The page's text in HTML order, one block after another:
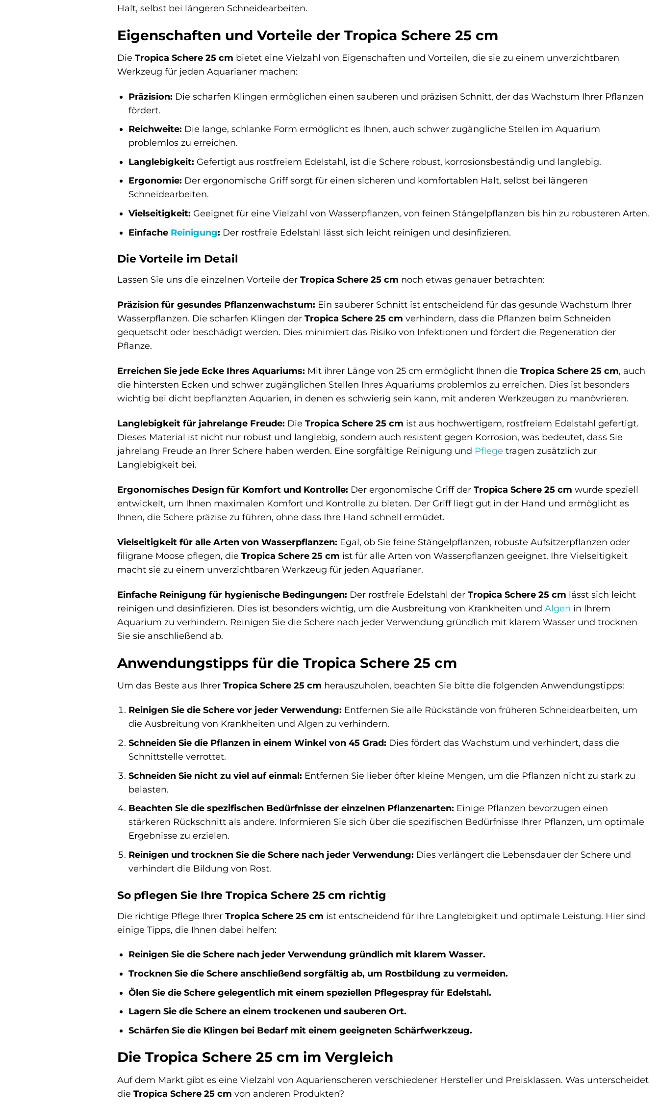
Halt, selbst bei längeren Schneidearbeiten.
Eigenschaften und Vorteile der Tropica Schere 25 cm
Die Tropica Schere 25 cm bietet eine Vielzahl von Eigenschaften und Vorteilen, die sie zu einem unverzichtbaren
Werkzeug für jeden Aquarianer machen:
Präzision: Die scharfen Klingen ermöglichen einen sauberen und präzisen Schnitt, der das Wachstum Ihrer Pflanzen
fördert.
Reichweite: Die lange, schlanke Form ermöglicht es Ihnen, auch schwer zugängliche Stellen im Aquarium
problemlos zu erreichen.
Langlebigkeit: Gefertigt aus rostfreiem Edelstahl, ist die Schere robust, korrosionsbeständig und langlebig.
Ergonomie: Der ergonomische Griff sorgt für einen sicheren und komfortablen Halt, selbst bei längeren
Schneidearbeiten.
Vielseitigkeit: Geeignet für eine Vielzahl von Wasserpflanzen, von feinen Stängelpflanzen bis hin zu robusteren Arten.
Einfache Reinigung: Der rostfreie Edelstahl lässt sich leicht reinigen und desinfizieren.
Die Vorteile im Detail
Lassen Sie uns die einzelnen Vorteile der Tropica Schere 25 cm noch etwas genauer betrachten:
Präzision für gesundes Pflanzenwachstum: Ein sauberer Schnitt ist entscheidend für das gesunde Wachstum Ihrer
Wasserpflanzen. Die scharfen Klingen der Tropica Schere 25 cm verhindern, dass die Pflanzen beim Schneiden
gequetscht oder beschädigt werden. Dies minimiert das Risiko von Infektionen und fördert die Regeneration der
Pflanze.
Erreichen Sie jede Ecke Ihres Aquariums: Mit ihrer Länge von 25 cm ermöglicht Ihnen die Tropica Schere 25 cm, auch
die hintersten Ecken und schwer zugänglichen Stellen Ihres Aquariums problemlos zu erreichen. Dies ist besonders
wichtig bei dicht bepflanzten Aquarien, in denen es schwierig sein kann, mit anderen Werkzeugen zu manövrieren.
Langlebigkeit für jahrelange Freude: Die Tropica Schere 25 cm ist aus hochwertigem, rostfreiem Edelstahl gefertigt.
Dieses Material ist nicht nur robust und langlebig, sondern auch resistent gegen Korrosion, was bedeutet, dass Sie
jahrelang Freude an Ihrer Schere haben werden. Eine sorgfältige Reinigung und Pflege tragen zusätzlich zur
Langlebigkeit bei.
Ergonomisches Design für Komfort und Kontrolle: Der ergonomische Griff der Tropica Schere 25 cm wurde speziell
entwickelt, um Ihnen maximalen Komfort und Kontrolle zu bieten. Der Griff liegt gut in der Hand und ermöglicht es
Ihnen, die Schere präzise zu führen, ohne dass Ihre Hand schnell ermüdet.
Vielseitigkeit für alle Arten von Wasserpflanzen: Egal, ob Sie feine Stängelpflanzen, robuste Aufsitzerpflanzen oder
filigrane Moose pflegen, die Tropica Schere 25 cm ist für alle Arten von Wasserpflanzen geeignet. Ihre Vielseitigkeit
macht sie zu einem unverzichtbaren Werkzeug für jeden Aquarianer.
Einfache Reinigung für hygienische Bedingungen: Der rostfreie Edelstahl der Tropica Schere 25 cm lässt sich leicht
reinigen und desinfizieren. Dies ist besonders wichtig, um die Ausbreitung von Krankheiten und Algen in Ihrem
Aquarium zu verhindern. Reinigen Sie die Schere nach jeder Verwendung gründlich mit klarem Wasser und trocknen
Sie sie anschließend ab.
Anwendungstipps für die Tropica Schere 25 cm
Um das Beste aus Ihrer Tropica Schere 25 cm herauszuholen, beachten Sie bitte die folgenden Anwendungstipps:
Reinigen Sie die Schere vor jeder Verwendung: Entfernen Sie alle Rückstände von früheren Schneidearbeiten, um
die Ausbreitung von Krankheiten und Algen zu verhindern.
Schneiden Sie die Pflanzen in einem Winkel von 45 Grad: Dies fördert das Wachstum und verhindert, dass die
Schnittstelle verrottet.
Schneiden Sie nicht zu viel auf einmal: Entfernen Sie lieber öfter kleine Mengen, um die Pflanzen nicht zu stark zu
belasten.
Beachten Sie die spezifischen Bedürfnisse der einzelnen Pflanzenarten: Einige Pflanzen bevorzugen einen
stärkeren Rückschnitt als andere. Informieren Sie sich über die spezifischen Bedürfnisse Ihrer Pflanzen, um optimale
Ergebnisse zu erzielen.
Reinigen und trocknen Sie die Schere nach jeder Verwendung: Dies verlängert die Lebensdauer der Schere und
verhindert die Bildung von Rost.
So pflegen Sie Ihre Tropica Schere 25 cm richtig
Die richtige Pflege Ihrer Tropica Schere 25 cm ist entscheidend für ihre Langlebigkeit und optimale Leistung. Hier sind
einige Tipps, die Ihnen dabei helfen:
Reinigen Sie die Schere nach jeder Verwendung gründlich mit klarem Wasser.
Trocknen Sie die Schere anschließend sorgfältig ab, um Rostbildung zu vermeiden.
Ölen Sie die Schere gelegentlich mit einem speziellen Pflegespray für Edelstahl.
Lagern Sie die Schere an einem trockenen und sauberen Ort.
Schärfen Sie die Klingen bei Bedarf mit einem geeigneten Schärfwerkzeug.
Die Tropica Schere 25 cm im Vergleich
Auf dem Markt gibt es eine Vielzahl von Aquarienscheren verschiedener Hersteller und Preisklassen. Was unterscheidet
die Tropica Schere 25 cm von anderen Produkten?